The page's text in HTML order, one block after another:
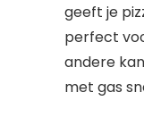
geeft je
perfect
andere
met gas